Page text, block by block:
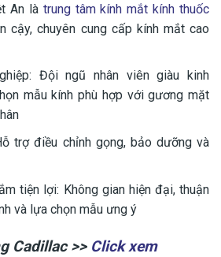
An là trung tâm kính mắt kính thuốc
cậy, chuyên cung cấp kính mắt cao
Đội ngũ nhân viên giàu kinh
mẫu kính phù hợp với gương mặt
trợ điều chỉnh gọng, bảo dưỡng và
tiện lợi: Không gian hiện đại, thuận
và lựa chọn mẫu ưng ý
Cadillac >> Click xem